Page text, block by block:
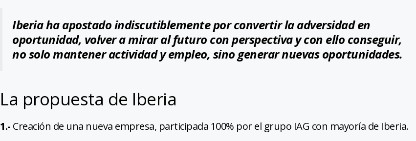
Iberia ha apostado indiscutiblemente por convertir la adversidad en
oportunidad, volver a mirar al futuro con perspectiva y con ello conseguir,
no solo mantener actividad y empleo, sino generar nuevas oportunidades.
La propuesta de Iberia
1.- Creación de una nueva empresa, participada 100% por el grupo IAG con mayoría de Iberia.